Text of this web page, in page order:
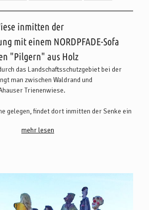
inmitten der
mit einem NORDPFADE-Sofa
"Pilgern" aus Holz
das Landschaftsschutzgebiet bei der
man zwischen Waldrand und
Trienenwiese.
gelegen, findet dort inmitten der Senke ein
treffen an der Wümme
an einem Wanderweg stehen.
einer Aktion des sog. Ahauser Herbst.
zu machen, stellen die
mehr lesen